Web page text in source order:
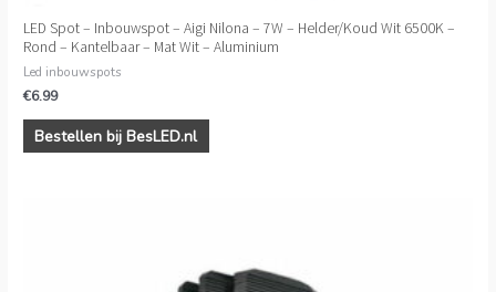
LED Spot – Inbouwspot – Aigi Nilona – 7W – Helder/Koud Wit 6500K –
Rond – Kantelbaar – Mat Wit – Aluminium
Led inbouwspots
€6.99
Bestellen bij BesLED.nl